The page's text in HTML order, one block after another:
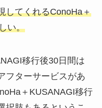
してくれるConoHa＋
い。
移行後30日間は
フターサービスがあ
＋KUSANAGI移行